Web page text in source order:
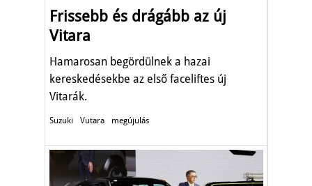
Frissebb és drágább az új
Vitara
Hamarosan begördülnek a hazai
kereskedésekbe az első faceliftes új
Vitarák.
Suzuki Vutara megújulás